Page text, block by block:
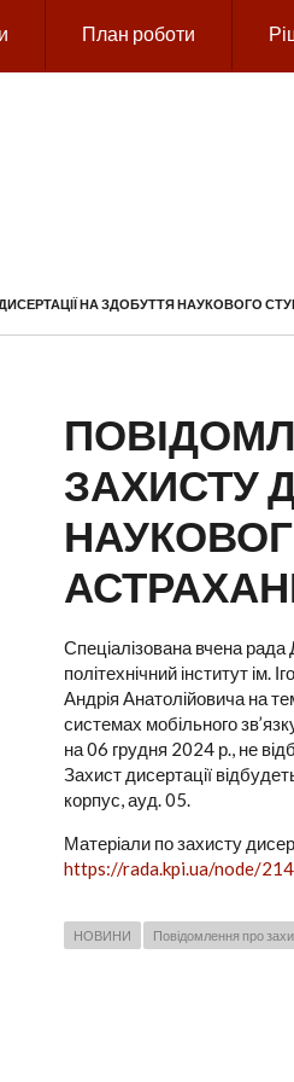
План роботи
ГОЛОВНЕ
НА ЗДОБУТТЯ НАУКОВОГО
ЗАХИСТУ
Спеціалізована вчена рада
політехнічний інститут ім.
Андрія Анатолійовича на
системах мобільного
на 06 грудня 2024 р., не
Захист дисертації
корпус, ауд. 05.
Матеріали по захисту
https://rada.kpi.ua/node/
НОВИНИ Повідомлення про